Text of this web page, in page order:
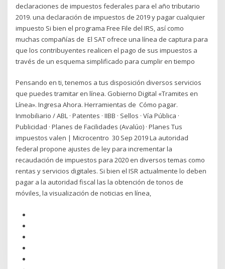
declaraciones de impuestos federales para el año tributario
2019. una declaración de impuestos de 2019 y pagar cualquier
impuesto Si bien el programa Free File del IRS, así como
muchas compañías de El SAT ofrece una línea de captura para
que los contribuyentes realicen el pago de sus impuestos a
través de un esquema simplificado para cumplir en tiempo
Pensando en ti, tenemos a tus disposición diversos servicios
que puedes tramitar en línea. Gobierno Digital «Tramites en
Línea». Ingresa Ahora. Herramientas de Cómo pagar.
Inmobiliario / ABL · Patentes · IIBB · Sellos · Vía Pública ·
Publicidad · Planes de Facilidades (Avalúo) · Planes Tus
impuestos valen | Microcentro 30 Sep 2019 La autoridad
federal propone ajustes de ley para incrementar la
recaudación de impuestos para 2020 en diversos temas como
rentas y servicios digitales. Si bien el ISR actualmente lo deben
pagar a la autoridad fiscal las la obtención de tonos de
móviles, la visualización de noticias en línea,